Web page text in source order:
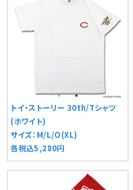
トイ・ストーリー 30th/Tシャツ
(ホワイト)
サイズ：M/L/O(XL)
各税込5,280円